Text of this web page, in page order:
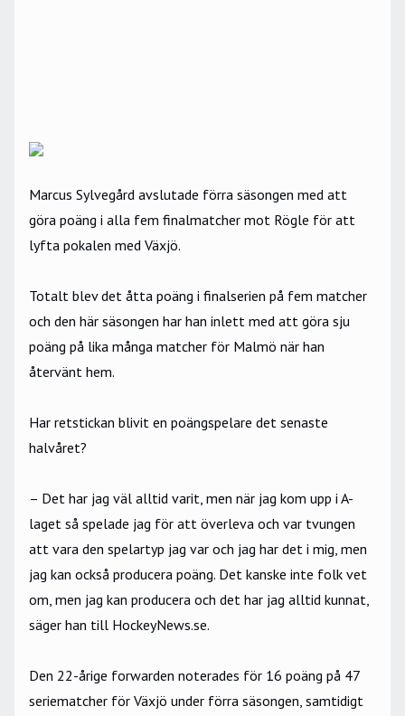
Marcus Sylvegård avslutade förra säsongen med att
göra poäng i alla fem finalmatcher mot Rögle för att
lyfta pokalen med Växjö.
Totalt blev det åtta poäng i finalserien på fem matcher
och den här säsongen har han inlett med att göra sju
poäng på lika många matcher för Malmö när han
återvänt hem.
Har retstickan blivit en poängspelare det senaste
halvåret?
– Det har jag väl alltid varit, men när jag kom upp i A-
laget så spelade jag för att överleva och var tvungen
att vara den spelartyp jag var och jag har det i mig, men
jag kan också producera poäng. Det kanske inte folk vet
om, men jag kan producera och det har jag alltid kunnat,
säger han till HockeyNews.se.
Den 22-årige forwarden noterades för 16 poäng på 47
seriematcher för Växjö under förra säsongen, samtidigt